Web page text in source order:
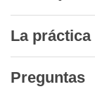
La
Preguntas